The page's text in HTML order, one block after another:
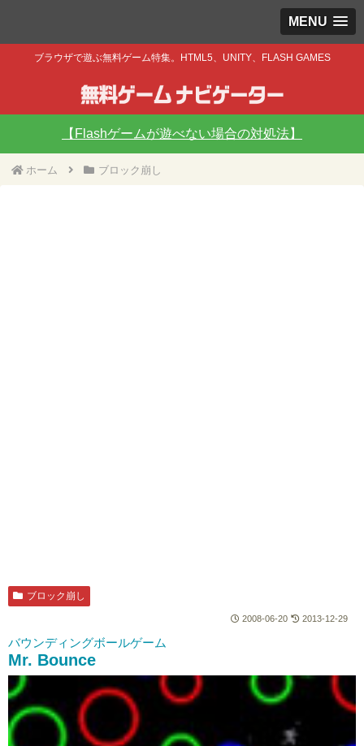
MENU
ブラウザで遊ぶ無料ゲーム特集。HTML5、UNITY、FLASH GAMES
【Flashゲームが遊べない場合の対処法】
ホーム ブロック崩し
ブロック崩し
2008-06-20 2013-12-29
バウンディングボールゲーム
Mr. Bounce